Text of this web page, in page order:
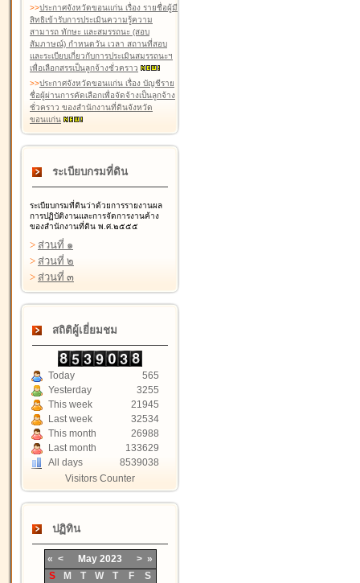
>>ประกาศจังหวัดขอนแก่น เรื่อง รายชื่อผู้มี
สิทธิเข้ารับการประเมินความรู้ความ
สามารถ ทักษะ และสมรรถนะ (สอบ
สัมภาษณ์) กำหนดวัน เวลา สถานที่สอบ
และระเบียบเกี่ยวกับการประเมินสมรรถนะฯ
เพื่อเลือกสรรเป็นลูกจ้างชั่วคราว
>>ประกาศจังหวัดขอนแก่น เรื่อง บัญชีราย
ชื่อผู้ผ่านการคัดเลือกเพื่อจัดจ้างเป็นลูกจ้าง
ชั่วคราว ของสำนักงานที่ดินจังหวัด
ขอนแก่น
ระเบียบกรมที่ดิน
ระเบียบกรมที่ดินว่าด้วยการรายงานผล
การปฏิบัติงานและการจัดการงานค้าง
ของสำนักงานที่ดิน พ.ศ.๒๕๕๕
> ส่วนที่ ๑
> ส่วนที่ ๒
> ส่วนที่ ๓
สถิติผู้เยี่ยมชม
Today
565
Yesterday
3255
This week
21945
Last week
32534
This month
26988
Last month
133629
All days
8539038
Visitors Counter
ปฏิทิน
« < May 2023 > »
S
M T W T F
S